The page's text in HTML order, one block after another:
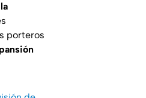
porteros